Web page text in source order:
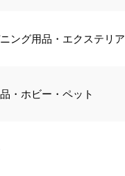
ング用品・エクステリア
・ホビー・ペット